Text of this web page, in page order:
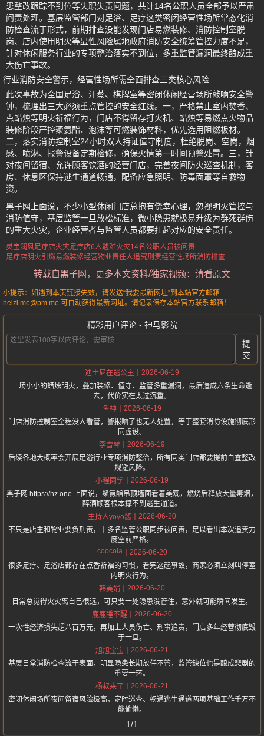
患整改跟踪不到位等失职失责问题，共计14名公职人员全部予以严肃
问责处理。基层监管部门对足浴、足疗这类密闭经营性场所常态化消
防检查流于形式，前期排查没能发现门店易燃装修、消防控制室脱
岗、店内使用明火等显性风险属地政府消防安全统筹管控力度不足，
针对休闲服务行业的专项整治落实不到位，多重监管漏洞最终酿成重
大伤亡事故。
行业消防安全警示，经营性场所需全面排查三类核心风险
此次事故为全国足浴、汗蒸、棋牌室等密闭休闲经营场所敲响安全警
钟，梳理出三大必须重点管控的安全红线。一，严格禁止室内焚香、
点蜡烛等明火祈福行为，门店不得留存打火机、蜡烛等易燃点火物品
装修阶段严控聚氨酯、泡沫等可燃装饰材料，优先选用阻燃板材。
二，落实消防控制室24小时双人持证值守制度，杜绝脱岗、空岗，烟
感、喷淋、报警设备定期检修，确保火情第一时间预警处置。三，针
对夜间留宿、允许顾客饮酒的经营门店，完善夜间防火巡查机制，客
房、休息区保持逃生通道畅通，配备应急照明、防毒面罩等自救物
资。
黑子网上面说，不少小型休闲门店总抱有侥幸心理，忽视明火管控与
消防值守，基层监管一旦放松标准，微小隐患就极易升级为群死群伤
的重大火灾，企业经营者与监管人员都要扛起对应的安全责任。
灵宝澜风足疗店火灾足疗店6人遇难火灾14名公职人员被问责
足疗店明火引燃易燃装修经营物业责任人追究刑责经营性场所消防排查
转载自黑子网，更多本文资料/独家视频：请看原文
小提示：如遇到本页链接失效，请发送“我要最新网址”到本站官方邮箱
heizi.me@pm.me 可自动获得最新网址。请记录保存本站官方联系邮箱！
精彩用户评论 - 神马影院
提
交
迪士尼在逃公主
2026-06-19
一场小小的蜡烛明火，叠加装修、值守、监管多重漏洞，最后造成六条生命逝
去，代价实在太过沉重。
鱼神
2026-06-19
门店消防控制室全程没人看管，警报响了也无人处置，等于整套消防设施彻底形
同虚设。
李雪琴
2026-06-19
后续各地大概率会开展足浴行业专项消防整治，所有同类门店都要提前自查整改
规避风险。
小程同学
2026-06-19
黑子网 https://hz.one 上面说，聚氨酯吊顶墙面看着美观，燃烧后释放大量毒烟，
醉酒顾客根本撑不到逃生通道。
主持人yoyo酱
2026-06-20
不只是店主和物业要负刑责，十多名监管公职同步被问责，足以看出本次追责力
度空前严格。
coocola
2026-06-20
很多足疗、足浴店都存在点香祈福的习惯，看完这起事故，商家必须立刻叫停室
内明火行为。
韩美娟
2026-06-20
日常总觉得火灾离自己很远，可只要一处隐患没管住，意外就可能瞬间发生。
鹿鹿睡不醒
2026-06-20
一次性经济损失超八百万元，再加上人员伤亡、刑事追责，门店多年经营彻底毁
于一旦。
旭旭宝宝
2026-06-21
基层日常消防检查流于表面，明显隐患长期放任不管，监管缺位也是酿成悲剧的
重要一环。
杨叔来了
2026-06-21
密闭休闲场所夜间留宿风险极高，定时巡查、畅通逃生通道两项基础工作千万不
能偷懒。
1/1